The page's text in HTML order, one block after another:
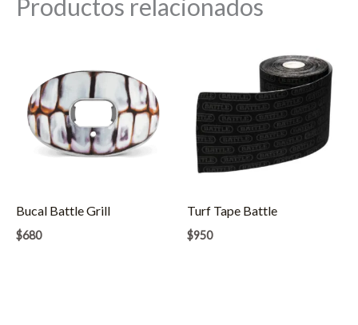
Productos relacionados
Bucal Battle Grill
$680
Turf Tape Battle
$950